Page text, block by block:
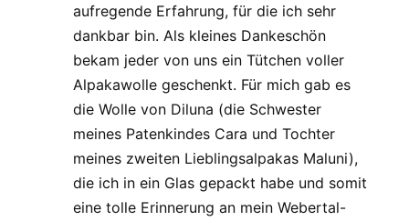
aufregende Erfahrung, für die ich sehr
dankbar bin. Als kleines Dankeschön
bekam jeder von uns ein Tütchen voller
Alpakawolle geschenkt. Für mich gab es
die Wolle von Diluna (die Schwester
meines Patenkindes Cara und Tochter
meines zweiten Lieblingsalpakas Maluni),
die ich in ein Glas gepackt habe und somit
eine tolle Erinnerung an mein Webertal-